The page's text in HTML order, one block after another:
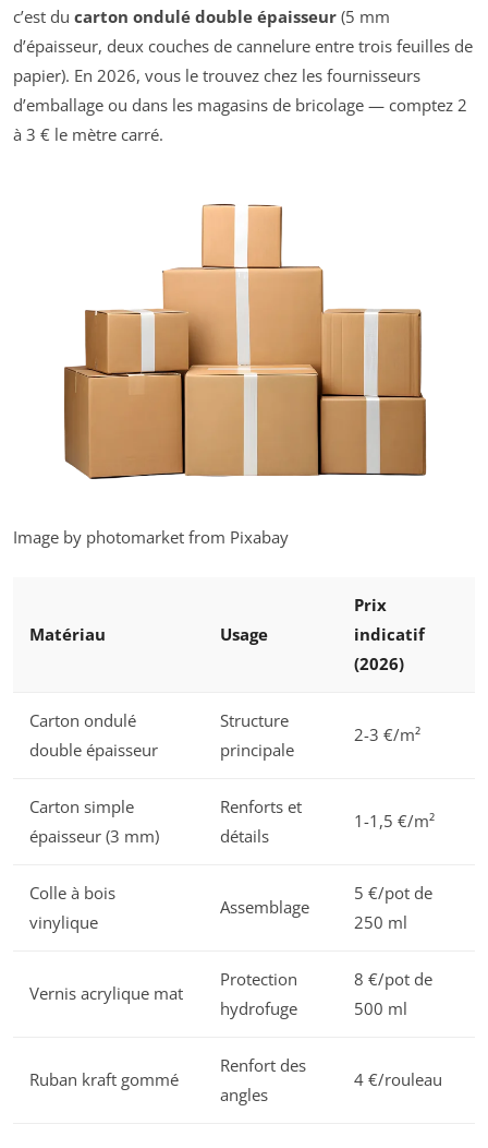
c’est du carton ondulé double épaisseur (5 mm
d’épaisseur, deux couches de cannelure entre trois feuilles de
papier). En 2026, vous le trouvez chez les fournisseurs
d’emballage ou dans les magasins de bricolage — comptez 2
à 3 € le mètre carré.
Image by photomarket from Pixabay
Matériau Usage
Prix
indicatif
(2026)
Carton ondulé
double épaisseur
Structure
principale
2-3 €/m²
Carton simple
épaisseur (3 mm)
Renforts et
détails
1-1,5 €/m²
Colle à bois
vinylique
Assemblage
5 €/pot de
250 ml
Vernis acrylique mat
Protection
hydrofuge
8 €/pot de
500 ml
Ruban kraft gommé
Renfort des
angles
4 €/rouleau